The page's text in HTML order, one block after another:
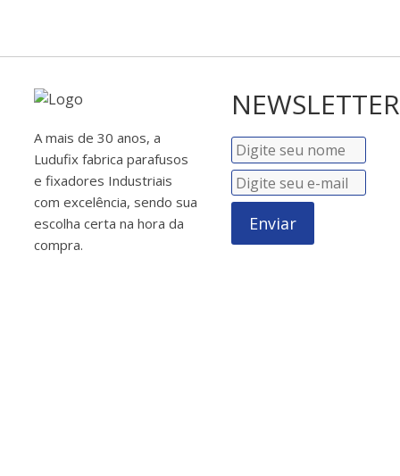
A mais de 30 anos, a
Ludufix fabrica parafusos
e fixadores Industriais
com excelência, sendo sua
escolha certa na hora da
compra.
NEWSLETTER
Enviar